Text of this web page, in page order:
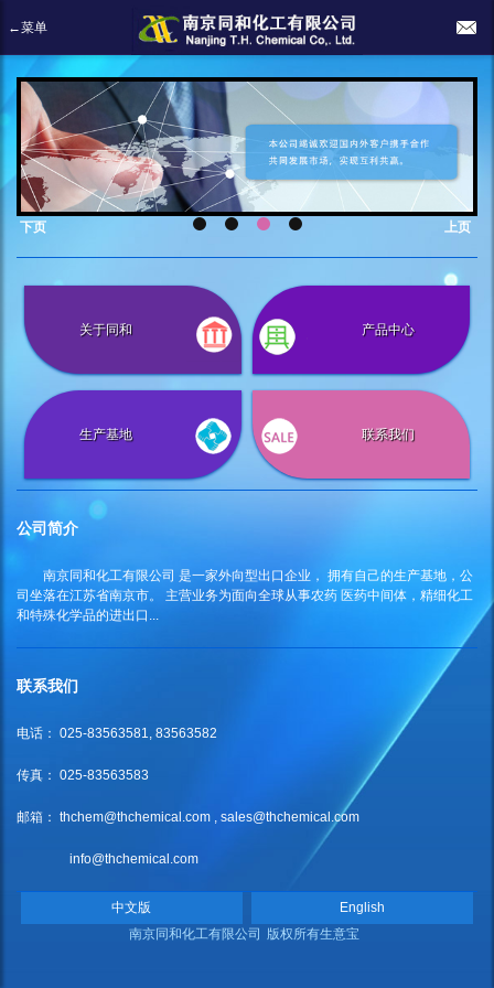
←菜单
上页
下页
关于同和 产品中心
生产基地 联系我们
公司简介
南京同和化工有限公司 是一家外向型出口企业， 拥有自己的生产基地，公
司坐落在江苏省南京市。 主营业务为面向全球从事农药 医药中间体，精细化工
和特殊化学品的进出口...
联系我们
电话： 025-83563581, 83563582
传真： 025-83563583
邮箱： thchem@thchemical.com , sales@thchemical.com
info@thchemical.com
中文版
English
南京同和化工有限公司 版权所有生意宝